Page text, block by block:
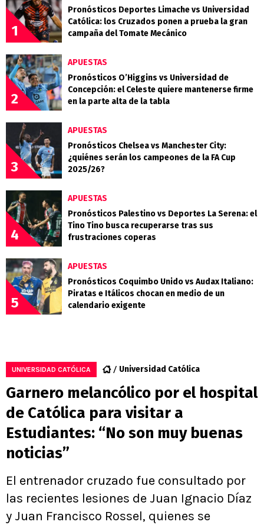
1
Pronósticos Deportes Limache vs Universidad
Católica: los Cruzados ponen a prueba la gran
campaña del Tomate Mecánico
2
APUESTAS
Pronósticos O’Higgins vs Universidad de
Concepción: el Celeste quiere mantenerse firme
en la parte alta de la tabla
3
APUESTAS
Pronósticos Chelsea vs Manchester City:
¿quiénes serán los campeones de la FA Cup
2025/26?
4
APUESTAS
Pronósticos Palestino vs Deportes La Serena: el
Tino Tino busca recuperarse tras sus
frustraciones coperas
5
APUESTAS
Pronósticos Coquimbo Unido vs Audax Italiano:
Piratas e Itálicos chocan en medio de un
calendario exigente
UNIVERSIDAD CATÓLICA Universidad Católica
Garnero melancólico por el hospital
de Católica para visitar a
Estudiantes: “No son muy buenas
noticias”
El entrenador cruzado fue consultado por
las recientes lesiones de Juan Ignacio Díaz
y Juan Francisco Rossel, quienes se